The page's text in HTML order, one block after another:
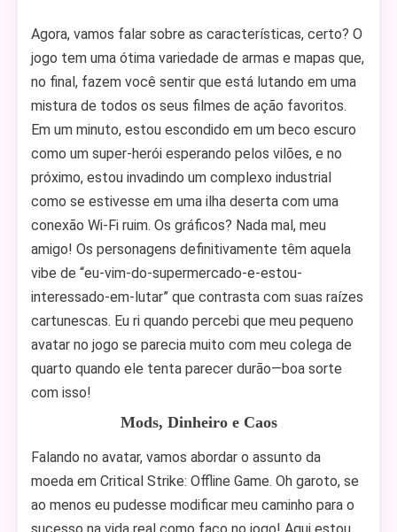
Agora, vamos falar sobre as características, certo? O
jogo tem uma ótima variedade de armas e mapas que,
no final, fazem você sentir que está lutando em uma
mistura de todos os seus filmes de ação favoritos.
Em um minuto, estou escondido em um beco escuro
como um super-herói esperando pelos vilões, e no
próximo, estou invadindo um complexo industrial
como se estivesse em uma ilha deserta com uma
conexão Wi-Fi ruim. Os gráficos? Nada mal, meu
amigo! Os personagens definitivamente têm aquela
vibe de “eu-vim-do-supermercado-e-estou-
interessado-em-lutar” que contrasta com suas raízes
cartunescas. Eu ri quando percebi que meu pequeno
avatar no jogo se parecia muito com meu colega de
quarto quando ele tenta parecer durão—boa sorte
com isso!
Mods, Dinheiro e Caos
Falando no avatar, vamos abordar o assunto da
moeda em Critical Strike: Offline Game. Oh garoto, se
ao menos eu pudesse modificar meu caminho para o